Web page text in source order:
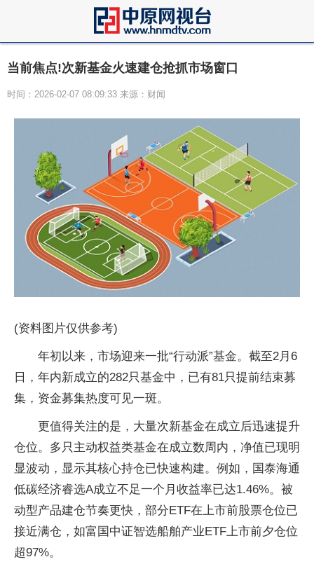
当前焦点!次新基金火速建仓抢抓市场窗口
时间：2026-02-07 08:09:33 来源：财闻
(资料图片仅供参考)
年初以来，市场迎来一批“行动派”基金。截至2月6
日，年内新成立的282只基金中，已有81只提前结束募
集，资金募集热度可见一斑。
更值得关注的是，大量次新基金在成立后迅速提升
仓位。多只主动权益类基金在成立数周内，净值已现明
显波动，显示其核心持仓已快速构建。例如，国泰海通
低碳经济睿选A成立不足一个月收益率已达1.46%。被
动型产品建仓节奏更快，部分ETF在上市前股票仓位已
接近满仓，如富国中证智选船舶产业ETF上市前夕仓位
超97%。